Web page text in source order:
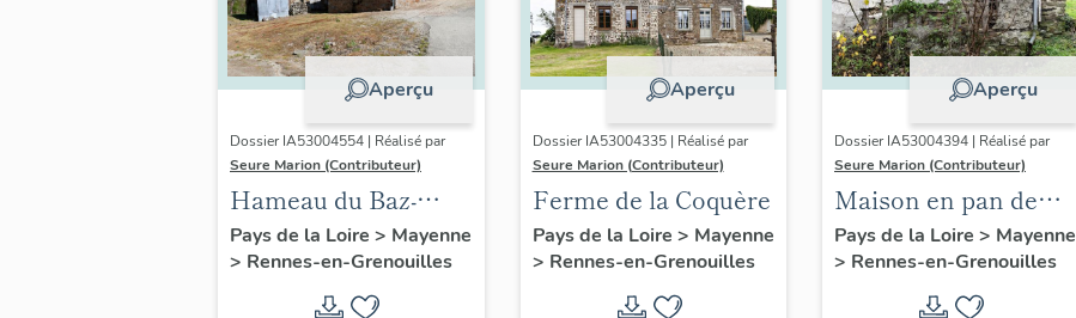
Aperçu
Dossier IA53004554 | Réalisé par
Seure Marion (Contributeur)
Hameau du Baz-
Hazay
Pays de la Loire > Mayenne
> Rennes-en-Grenouilles
Aperçu
Dossier IA53004335 | Réalisé par
Seure Marion (Contributeur)
Ferme de la Coquère
Pays de la Loire > Mayenne
> Rennes-en-Grenouilles
Aperçu
Dossier IA53004394 | Réalisé par
Seure Marion (Contributeur)
Maison en pan de
bois de la
Guiberdière,
actuellement remise
Pays de la Loire > Mayenne
> Rennes-en-Grenouilles